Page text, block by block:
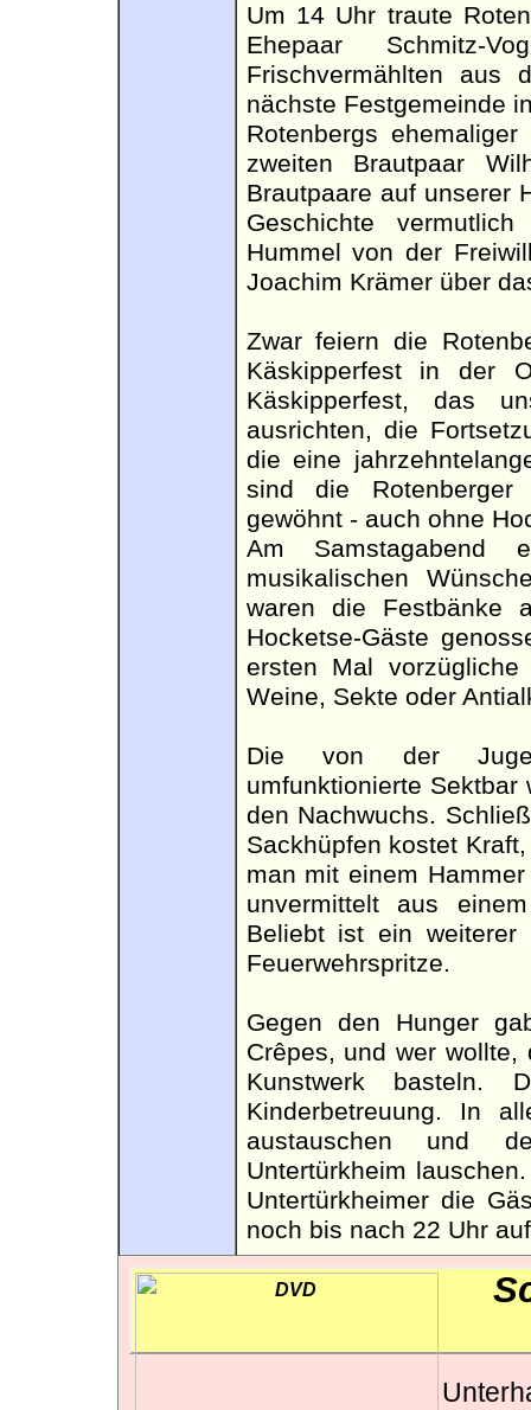
Um 14 Uhr traute
Ehepaar
Frischvermählten aus
nächste Festgemeinde
Rotenbergs
zweiten Brautpaar
Brautpaare auf unserer
Geschichte
Hummel von der
Joachim Krämer über
Zwar feiern die
Käskipperfest in der
Käskipperfest, das
ausrichten, die
die eine
sind die Rotenberger
gewöhnt - auch ohne
Am Samstagabend
musikalischen
waren die Festbänke
Hocketse-Gäste
ersten Mal vorzügliche
Weine, Sekte oder
Die von der
umfunktionierte
den Nachwuchs.
Sackhüpfen kostet
man mit einem
unvermittelt aus
Beliebt ist ein weiterer
Feuerwehrspritze.
Gegen den Hunger
Crêpes, und wer
Kunstwerk basteln.
Kinderbetreuung. In
austauschen und
Untertürkheim
Untertürkheimer die
noch bis nach 22 Uhr